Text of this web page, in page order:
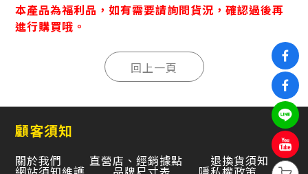
本產品為福利品，如有需要請詢問貨況，確認過後再
進行購買哦。
顧客須知
關於我們 直營店、經銷據點 退換貨須知